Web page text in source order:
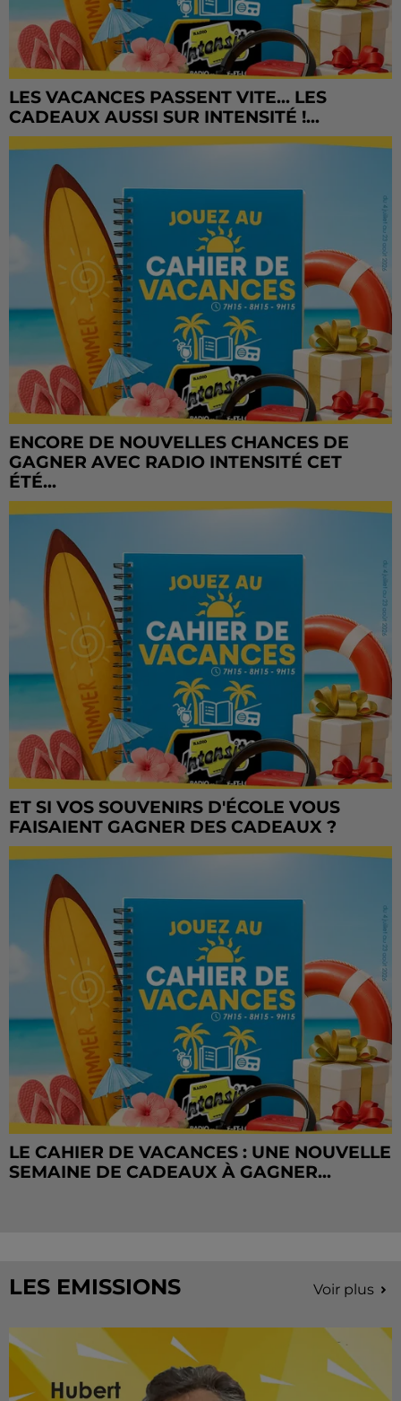
LES VACANCES PASSENT VITE... LES
CADEAUX AUSSI SUR INTENSITÉ !...
ENCORE DE NOUVELLES CHANCES DE
GAGNER AVEC RADIO INTENSITÉ CET
ÉTÉ...
ET SI VOS SOUVENIRS D'ÉCOLE VOUS
FAISAIENT GAGNER DES CADEAUX ?
LE CAHIER DE VACANCES : UNE NOUVELLE
SEMAINE DE CADEAUX À GAGNER...
LES EMISSIONS Voir plus